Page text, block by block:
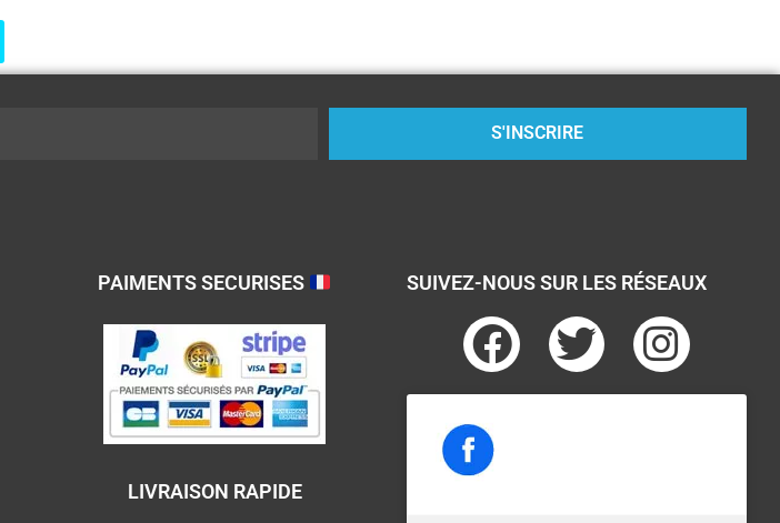
S'INSCRIRE
PAIMENTS SECURISES
LIVRAISON RAPIDE
SUIVEZ-NOUS SUR LES RÉSEAUX
F
a
e
T
w
I
n